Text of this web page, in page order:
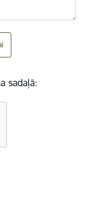
sadaļā: